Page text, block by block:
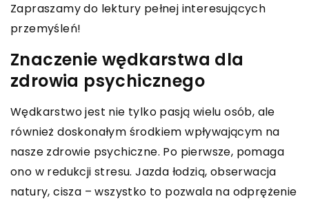
Zapraszamy do lektury pełnej interesujących
przemyśleń!
Znaczenie wędkarstwa dla
zdrowia psychicznego
Wędkarstwo jest nie tylko pasją wielu osób, ale
również doskonałym środkiem wpływającym na
nasze zdrowie psychiczne. Po pierwsze, pomaga
ono w redukcji stresu. Jazda łodzią, obserwacja
natury, cisza – wszystko to pozwala na odprężenie